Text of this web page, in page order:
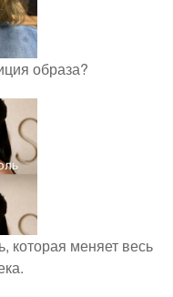
образа?
которая меняет весь